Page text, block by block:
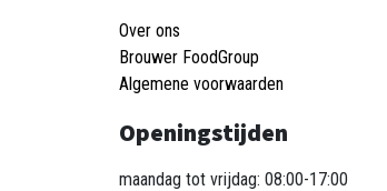
Over ons
Brouwer FoodGroup
Algemene voorwaarden
Openingstijden
maandag tot vrijdag: 08:00-17:00